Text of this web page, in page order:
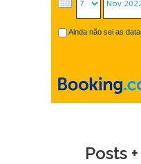
Ainda não sei as
Posts